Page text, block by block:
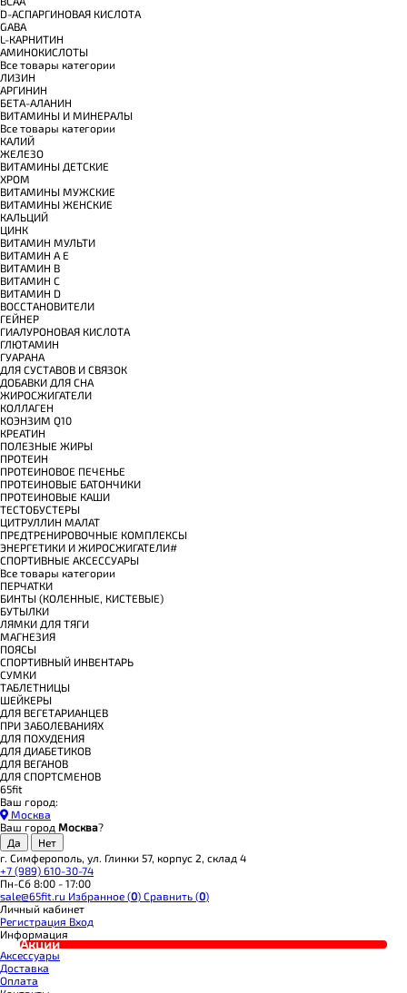
D-АСПАРГИНОВАЯ КИСЛОТА
GABA
L-КАРНИТИН
АМИНОКИСЛОТЫ
Все товары категории
ЛИЗИН
АРГИНИН
БЕТА-АЛАНИН
ВИТАМИНЫ И МИНЕРАЛЫ
Все товары категории
КАЛИЙ
ЖЕЛЕЗО
ВИТАМИНЫ ДЕТСКИЕ
ХРОМ
ВИТАМИНЫ МУЖСКИЕ
ВИТАМИНЫ ЖЕНСКИЕ
КАЛЬЦИЙ
ЦИНК
ВИТАМИН МУЛЬТИ
ВИТАМИН A E
ВИТАМИН B
ВИТАМИН C
ВИТАМИН D
ВОССТАНОВИТЕЛИ
ГЕЙНЕР
ГИАЛУРОНОВАЯ КИСЛОТА
ГЛЮТАМИН
ГУАРАНА
ДЛЯ СУСТАВОВ И СВЯЗОК
ДОБАВКИ ДЛЯ СНА
ЖИРОСЖИГАТЕЛИ
КОЛЛАГЕН
КОЭНЗИМ Q10
КРЕАТИН
ПОЛЕЗНЫЕ ЖИРЫ
ПРОТЕИН
ПРОТЕИНОВОЕ ПЕЧЕНЬЕ
ПРОТЕИНОВЫЕ БАТОНЧИКИ
ПРОТЕИНОВЫЕ КАШИ
ТЕСТОБУСТЕРЫ
ЦИТРУЛЛИН МАЛАТ
ПРЕДТРЕНИРОВОЧНЫЕ КОМПЛЕКСЫ
ЭНЕРГЕТИКИ И ЖИРОСЖИГАТЕЛИ#
СПОРТИВНЫЕ АКСЕССУАРЫ
Все товары категории
ПЕРЧАТКИ
БИНТЫ (КОЛЕННЫЕ, КИСТЕВЫЕ)
БУТЫЛКИ
ЛЯМКИ ДЛЯ ТЯГИ
МАГНЕЗИЯ
ПОЯСЫ
СПОРТИВНЫЙ ИНВЕНТАРЬ
СУМКИ
ТАБЛЕТНИЦЫ
ШЕЙКЕРЫ
ДЛЯ ВЕГЕТАРИАНЦЕВ
ПРИ ЗАБОЛЕВАНИЯХ
ДЛЯ ПОХУДЕНИЯ
ДЛЯ ДИАБЕТИКОВ
ДЛЯ ВЕГАНОВ
ДЛЯ СПОРТСМЕНОВ
65fit
Ваш город:
Москва
Ваш город Москва?
г. Симферополь, ул. Глинки 57, корпус 2, склад 4
+7 (989) 610-30-74
Пн-Сб 8:00 - 17:00
sale@65fit.ru Избранное (0) Сравнить (0)
Личный кабинет
Регистрация Вход
Информация
Акции
Аксессуары
Доставка
Оплата